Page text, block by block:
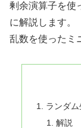
剰余演算子を使
に解説します。
乱数を使ったミ
ランダ
解説